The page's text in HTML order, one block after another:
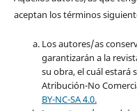
aceptan los términos
Los autores/as
garantizarán a la
su obra, el cuál estará
Atribución-No
BY-NC-SA 4.0.